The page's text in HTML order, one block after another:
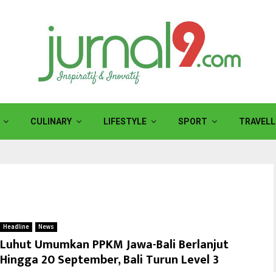
CULINARY LIFESTYLE SPORT
Headline News
Luhut Umumkan PPKM Jawa-Bali Berlanjut
Hingga 20 September, Bali Turun Level 3